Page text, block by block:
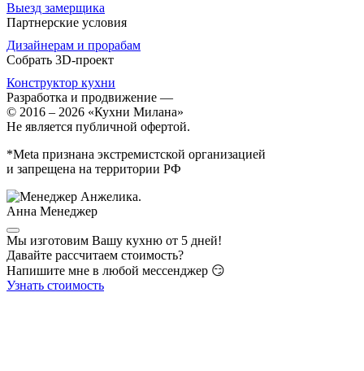
Выезд замерщика
Партнерские условия
Дизайнерам и прорабам
Собрать 3D-проект
Конструктор кухни
Разработка и продвижение —
© 2016 – 2026 «Кухни Милана»
Не является публичной офертой.
*Meta признана экстремистской организацией
и запрещена на территории РФ
Анна Менеджер
Мы изготовим Вашу кухню от 5 дней!
Давайте рассчитаем стоимость?
Напишите мне в любой мессенджер 😏
Узнать стоимость